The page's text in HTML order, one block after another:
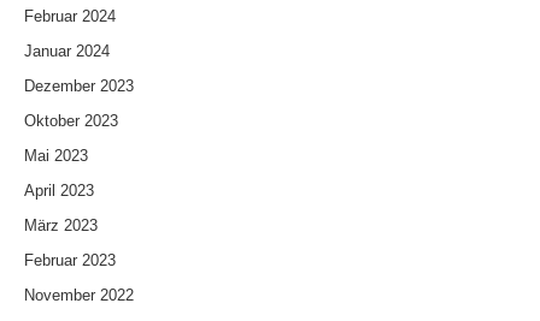
Februar 2024
Januar 2024
Dezember 2023
Oktober 2023
Mai 2023
April 2023
März 2023
Februar 2023
November 2022